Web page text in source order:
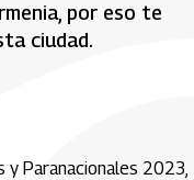
por eso te
ciudad.
y Paranacionales 2023,